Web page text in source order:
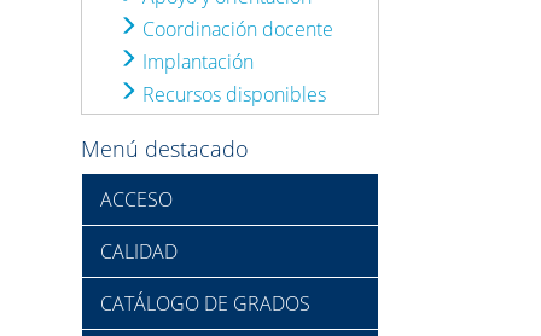
Coordinación docente
Implantación
Recursos disponibles
Menú destacado
ACCESO
CALIDAD
CATÁLOGO DE GRADOS